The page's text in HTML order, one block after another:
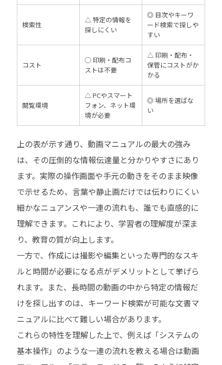
検索性
△ 特定の情報を
探しにくい
◎ 目次やキーワ
ード検索で探しや
すい
コスト
◯ 印刷・配布コ
ストは不要
△ 印刷・配布・
保管にコストがか
かる
閲覧環境
△ PCやスマート
フォン、ネット環
境が必要
◎ 場所を選ばな
い
上の表が示す通り、動画マニュアルの最大の強み
は、その圧倒的な情報伝達量と分かりやすさにあり
ます。実際の操作画面や手元の動きをそのまま映像
で示せるため、言葉や静止画だけでは伝わりにくい
細かなニュアンスや一連の流れも、誰でも直感的に
理解できます。これにより、学習者の理解度が深ま
り、教育の質が向上します。
一方で、作成には撮影や編集といった専門的なスキ
ルと時間が必要になる点がデメリットとして挙げら
れます。また、長時間の動画の中から特定の情報だ
けを探し出すのは、キーワード検索が可能な文書マ
ニュアルに比べて難しい場合があります。
これらの特性を理解した上で、例えば「システムの
基本操作」のような一連の流れを教える場合は動画